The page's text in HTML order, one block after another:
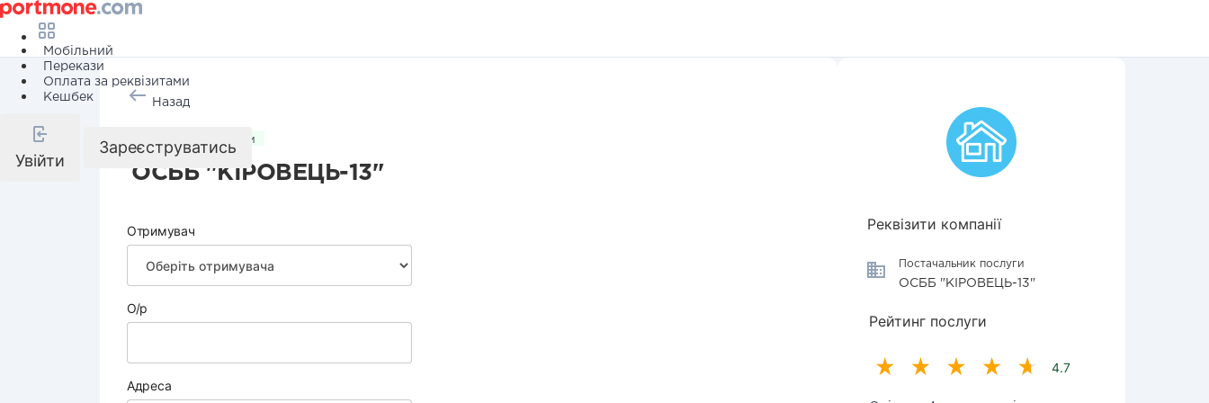
Мобільний
Перекази
Оплата за реквізитами
Кешбек
Увійти
Зареєструватись
Назад
Комунальні послуги
ОСББ "КІРОВЕЦЬ-13"
Отримувач
О/р
Адреса
Реквізити компанії
Постачальник послуги
ОСББ "КІРОВЕЦЬ-13"
Рейтинг послуги
4.7